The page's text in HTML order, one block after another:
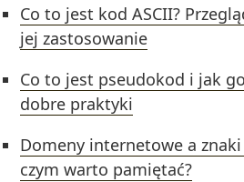
Co to jest kod ASCII?
jej zastosowanie
Co to jest pseudokod i jak
dobre praktyki
Domeny internetowe a
czym warto pamiętać?